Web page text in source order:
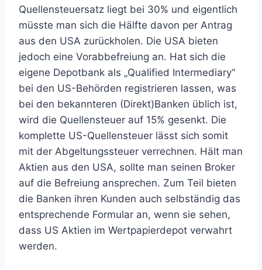
Quellensteuersatz liegt bei 30% und eigentlich
müsste man sich die Hälfte davon per Antrag
aus den USA zurückholen. Die USA bieten
jedoch eine Vorabbefreiung an. Hat sich die
eigene Depotbank als „Qualified Intermediary“
bei den US-Behörden registrieren lassen, was
bei den bekannteren (Direkt)Banken üblich ist,
wird die Quellensteuer auf 15% gesenkt. Die
komplette US-Quellensteuer lässt sich somit
mit der Abgeltungssteuer verrechnen. Hält man
Aktien aus den USA, sollte man seinen Broker
auf die Befreiung ansprechen. Zum Teil bieten
die Banken ihren Kunden auch selbständig das
entsprechende Formular an, wenn sie sehen,
dass US Aktien im Wertpapierdepot verwahrt
werden.